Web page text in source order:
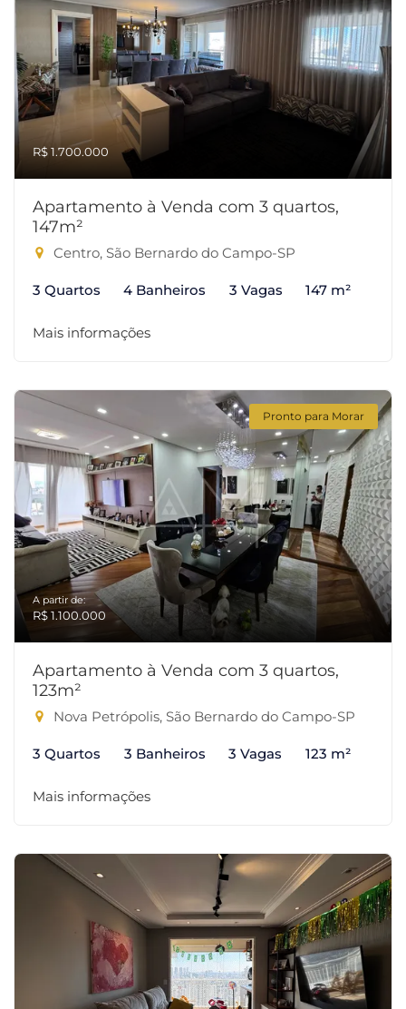
R$ 1.700.000
Apartamento à Venda com 3 quartos,
147m²
Centro, São Bernardo do Campo-SP
3 Quartos 4 Banheiros 3 Vagas 147 m²
Mais informações
Pronto para Morar
A partir de:
R$ 1.100.000
Apartamento à Venda com 3 quartos,
123m²
Nova Petrópolis, São Bernardo do Campo-SP
3 Quartos 3 Banheiros 3 Vagas 123 m²
Mais informações